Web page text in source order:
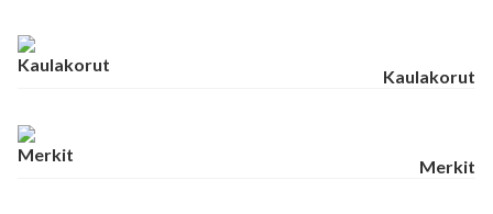
Kaulakorut
Merkit